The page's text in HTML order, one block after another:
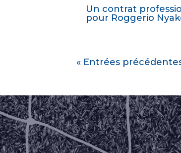
Un contrat
pour Roggerio
« Entrées